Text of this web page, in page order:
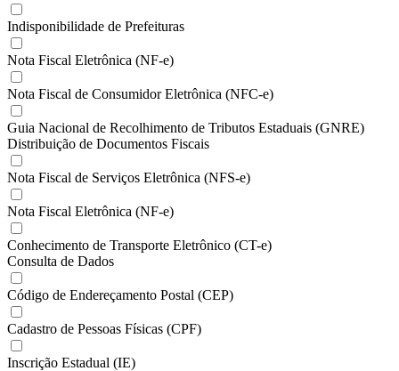
Indisponibilidade de Prefeituras
Nota Fiscal Eletrônica (NF-e)
Nota Fiscal de Consumidor Eletrônica (NFC-e)
Guia Nacional de Recolhimento de Tributos Estaduais (GNRE)
Distribuição de Documentos Fiscais
Nota Fiscal de Serviços Eletrônica (NFS-e)
Nota Fiscal Eletrônica (NF-e)
Conhecimento de Transporte Eletrônico (CT-e)
Consulta de Dados
Código de Endereçamento Postal (CEP)
Cadastro de Pessoas Físicas (CPF)
Inscrição Estadual (IE)